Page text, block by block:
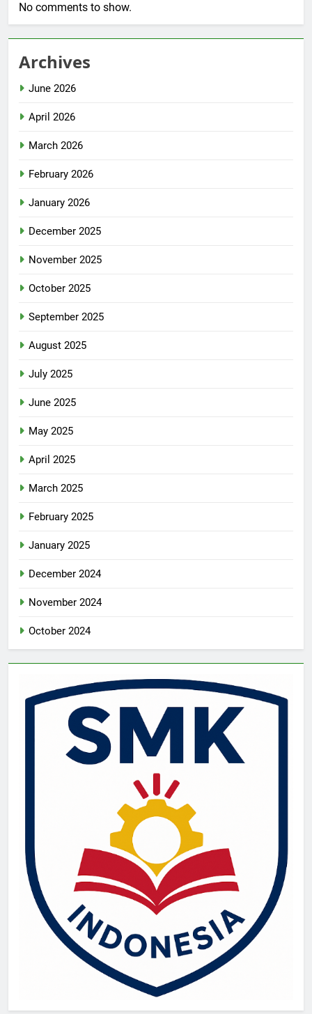
No comments to show.
Archives
June 2026
April 2026
March 2026
February 2026
January 2026
December 2025
November 2025
October 2025
September 2025
August 2025
July 2025
June 2025
May 2025
April 2025
March 2025
February 2025
January 2025
December 2024
November 2024
October 2024